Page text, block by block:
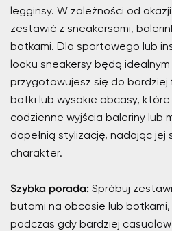
legginsy. W zależności od
zestawić z sneakersami,
botkami. Dla sportowego lub
looku sneakersy będą
przygotowujesz się do bardziej
botki lub wysokie obcasy,
codzienne wyjścia baleriny lub
dopełnią stylizację, nadając jej
charakter.
Szybka porada: Spróbuj
butami na obcasie lub
podczas gdy bardziej